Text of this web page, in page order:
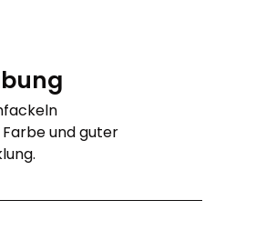
und guter